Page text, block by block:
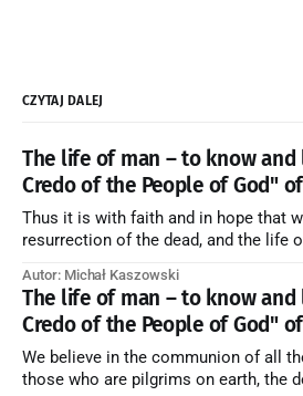
CZYTAJ DALEJ
The life of man – to know and
Credo of the People of God"
Thus it is with faith and in hope that
resurrection of the dead, and the life
artykuł w starym serwisie →
Autor: Michał Kaszowski
The life of man – to know and
Credo of the People of God"
We believe in the communion of all
those who are pilgrims on earth, the